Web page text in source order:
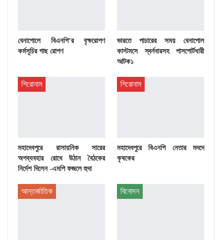
বেনাপোলে বিএনপি’র বৃক্ষরোপণ
কর্মসূচির গাছ রোপণ
ভারতে পাচারের সময় বেনাপোল
কাস্টমসে স্বর্নবারসহ পাসপোর্টধারী
আটক১
শিরোনাম
মহাদেবপুরে রাসায়নিক সারের
অপব্যবহার রোধে উঠান বৈঠকের
নির্দেশ দিলেন -এমপি ফজলে হুদা
শিরোনাম
মহাদেবপুরে বিএনপি নেতার মদদে
কৃষকের
আন্তর্জাতিক বিনোদন